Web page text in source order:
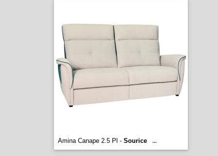
Amina Canape 2.5 Pl - Sourice ...